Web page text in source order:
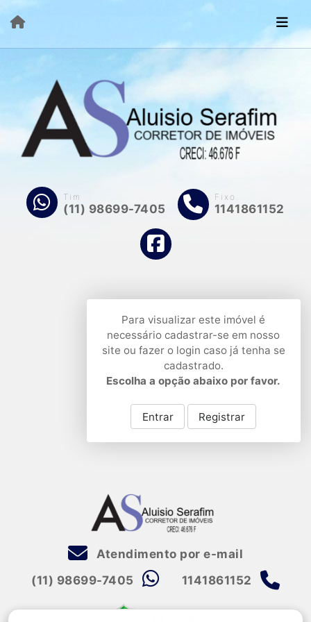
Tim
(11) 98699-7405
Fixo
1141861152
Para visualizar este imóvel é
necessário cadastrar-se em nosso
site ou fazer o login caso já tenha se
cadastrado.
Escolha a opção abaixo por favor.
Entrar Registrar
Atendimento por e-mail
(11) 98699-7405
1141861152